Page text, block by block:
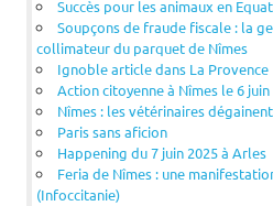
Succès pour les animaux en
Soupçons de fraude fiscale : la
collimateur du parquet de Nîmes
Ignoble article dans La Provence
Action citoyenne à Nîmes le 6 juin
Nîmes : les vétérinaires
Paris sans aficion
Happening du 7 juin 2025 à Arles
Feria de Nîmes : une
(Infoccitanie)